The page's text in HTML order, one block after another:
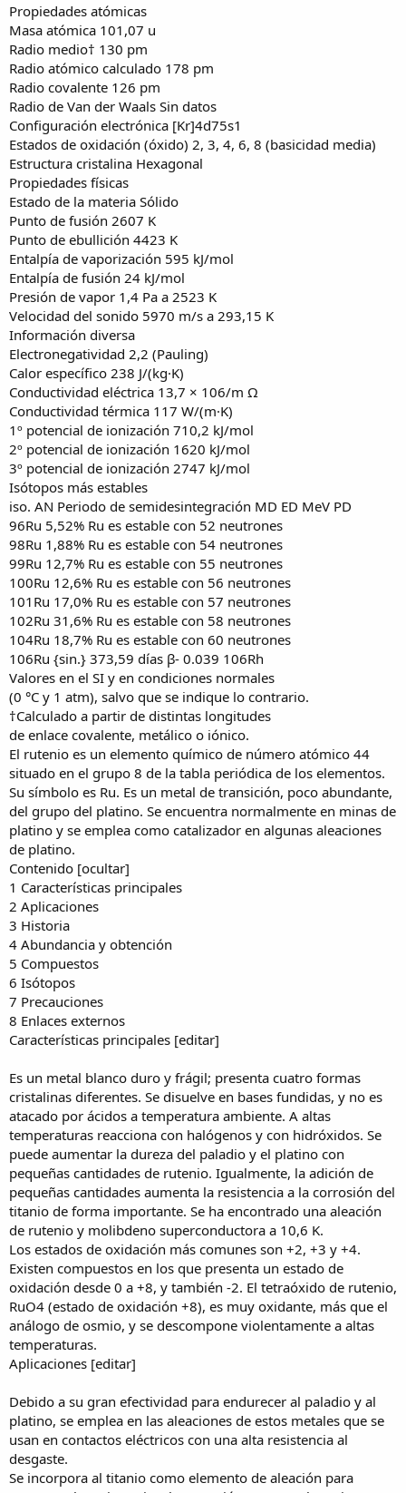
Propiedades atómicas
Masa atómica 101,07 u
Radio medio† 130 pm
Radio atómico calculado 178 pm
Radio covalente 126 pm
Radio de Van der Waals Sin datos
Configuración electrónica [Kr]4d75s1
Estados de oxidación (óxido) 2, 3, 4, 6, 8 (basicidad media)
Estructura cristalina Hexagonal
Propiedades físicas
Estado de la materia Sólido
Punto de fusión 2607 K
Punto de ebullición 4423 K
Entalpía de vaporización 595 kJ/mol
Entalpía de fusión 24 kJ/mol
Presión de vapor 1,4 Pa a 2523 K
Velocidad del sonido 5970 m/s a 293,15 K
Información diversa
Electronegatividad 2,2 (Pauling)
Calor específico 238 J/(kg·K)
Conductividad eléctrica 13,7 × 106/m Ω
Conductividad térmica 117 W/(m·K)
1º potencial de ionización 710,2 kJ/mol
2º potencial de ionización 1620 kJ/mol
3º potencial de ionización 2747 kJ/mol
Isótopos más estables
iso. AN Periodo de semidesintegración MD ED MeV PD
96Ru 5,52% Ru es estable con 52 neutrones
98Ru 1,88% Ru es estable con 54 neutrones
99Ru 12,7% Ru es estable con 55 neutrones
100Ru 12,6% Ru es estable con 56 neutrones
101Ru 17,0% Ru es estable con 57 neutrones
102Ru 31,6% Ru es estable con 58 neutrones
104Ru 18,7% Ru es estable con 60 neutrones
106Ru {sin.} 373,59 días β- 0.039 106Rh
Valores en el SI y en condiciones normales
(0 °C y 1 atm), salvo que se indique lo contrario.
†Calculado a partir de distintas longitudes
de enlace covalente, metálico o iónico.
El rutenio es un elemento químico de número atómico 44
situado en el grupo 8 de la tabla periódica de los elementos.
Su símbolo es Ru. Es un metal de transición, poco abundante,
del grupo del platino. Se encuentra normalmente en minas de
platino y se emplea como catalizador en algunas aleaciones
de platino.
Contenido [ocultar]
1 Características principales
2 Aplicaciones
3 Historia
4 Abundancia y obtención
5 Compuestos
6 Isótopos
7 Precauciones
8 Enlaces externos
Características principales [editar]
Es un metal blanco duro y frágil; presenta cuatro formas
cristalinas diferentes. Se disuelve en bases fundidas, y no es
atacado por ácidos a temperatura ambiente. A altas
temperaturas reacciona con halógenos y con hidróxidos. Se
puede aumentar la dureza del paladio y el platino con
pequeñas cantidades de rutenio. Igualmente, la adición de
pequeñas cantidades aumenta la resistencia a la corrosión del
titanio de forma importante. Se ha encontrado una aleación
de rutenio y molibdeno superconductora a 10,6 K.
Los estados de oxidación más comunes son +2, +3 y +4.
Existen compuestos en los que presenta un estado de
oxidación desde 0 a +8, y también -2. El tetraóxido de rutenio,
RuO4 (estado de oxidación +8), es muy oxidante, más que el
análogo de osmio, y se descompone violentamente a altas
temperaturas.
Aplicaciones [editar]
Debido a su gran efectividad para endurecer al paladio y al
platino, se emplea en las aleaciones de estos metales que se
usan en contactos eléctricos con una alta resistencia al
desgaste.
Se incorpora al titanio como elemento de aleación para